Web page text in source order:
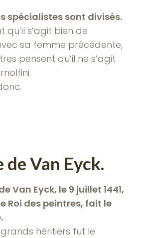
spécialistes sont divisés.
qu’il s’agit bien de
sa femme précédente,
pensent qu’il ne s’agit
de Van Eyck.
Van Eyck, le 9 juillet 1441,
Roi des peintres, fait le
grands héritiers fut le